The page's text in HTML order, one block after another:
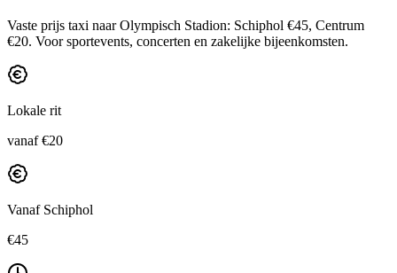
Vaste prijs taxi naar Olympisch Stadion: Schiphol €45, Centrum
€20. Voor sportevents, concerten en zakelijke bijeenkomsten.
Lokale rit
vanaf €20
Vanaf Schiphol
€45